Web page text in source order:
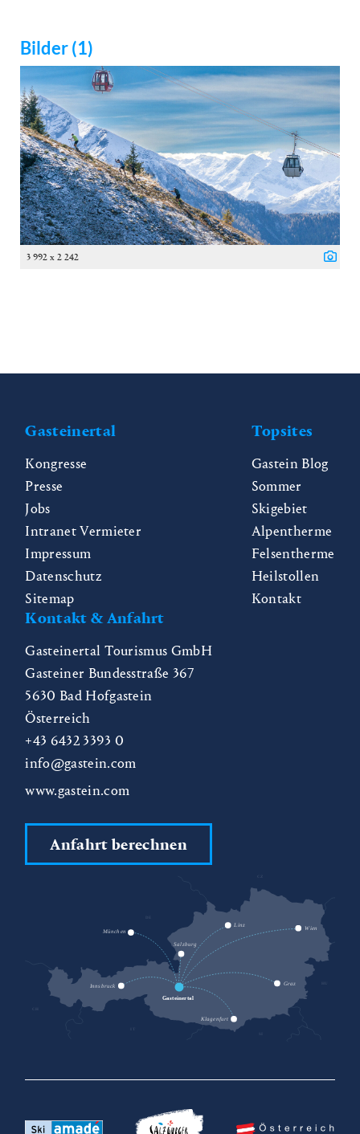
Bilder (1)
3 992 x 2 242
Gasteinertal
Kongresse
Presse
Jobs
Intranet Vermieter
Impressum
Datenschutz
Sitemap
Topsites
Gastein Blog
Sommer
Skigebiet
Alpentherme
Felsentherme
Heilstollen
Kontakt
Kontakt & Anfahrt
Gasteinertal Tourismus GmbH
Gasteiner Bundesstraße 367
5630 Bad Hofgastein
Österreich
+43 6432 3393 0
info@gastein.com
www.gastein.com
Anfahrt berechnen
München
Innsbruck
Klagenfurt
Graz
Wien
Linz
Gasteinertal
Salzburg